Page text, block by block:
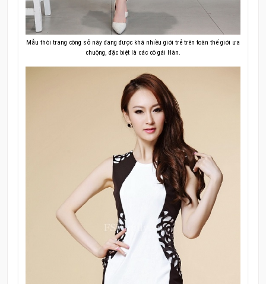
Mẫu thời trang công sở này đang được khá nhiều giới trẻ trên toàn thế giới ưa
chuộng, đặc biệt là các cô gái Hàn.